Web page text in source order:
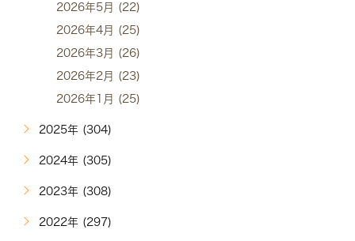
2026年5月 (22)
2026年4月 (25)
2026年3月 (26)
2026年2月 (23)
2026年1月 (25)
2025年 (304)
2024年 (305)
2023年 (308)
2022年 (297)